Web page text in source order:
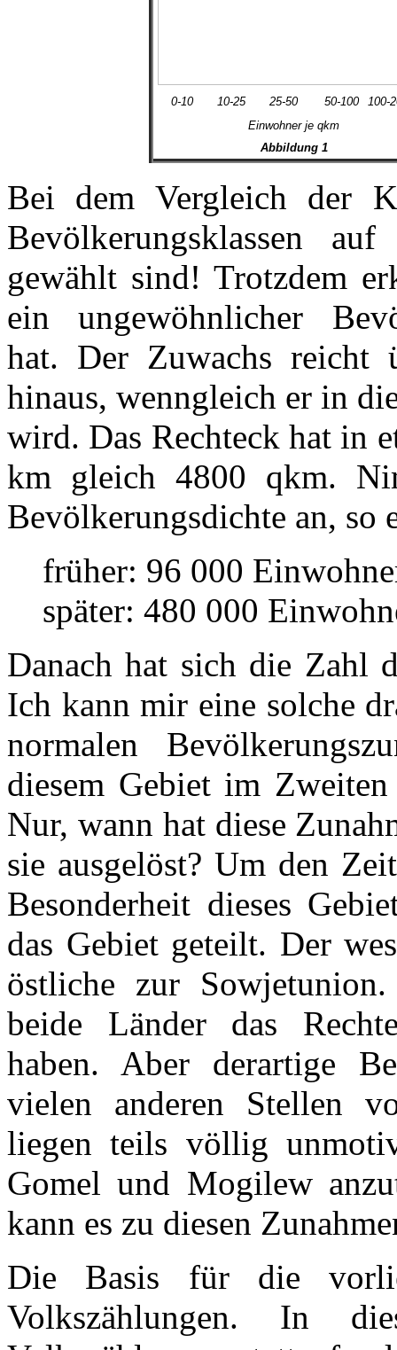
0-10 10-25 25-50 50-100
100-
Einwohner je qkm
Abbildung 1
Bei dem Vergleich der
Bevölkerungsklassen
gewählt sind! Trotzdem
ein ungewöhnlicher
hat. Der Zuwachs reicht
hinaus, wenngleich er in
wird. Das Rechteck hat in
km gleich 4800 qkm.
Bevölkerungsdichte an, so
früher: 96 000
später: 480 000
Danach hat sich die Zahl
Ich kann mir eine solche
normalen
diesem Gebiet im
Nur, wann hat diese
sie ausgelöst? Um den
Besonderheit dieses
das Gebiet geteilt. Der
östliche zur
beide Länder das
haben. Aber derartige
vielen anderen Stellen
liegen teils völlig
Gomel und Mogilew
kann es zu diesen
Die Basis für die
Volkszählungen. In